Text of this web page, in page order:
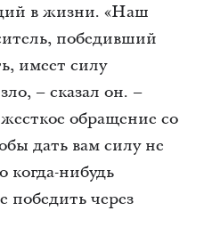
в жизни. «Наш
победивший
имеет силу
– сказал он. –
обращение со
дать вам силу не
когда-нибудь
победить через